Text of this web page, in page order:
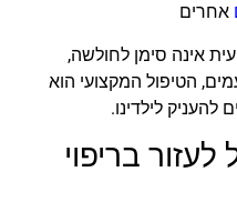
אחרים
אינה סימן לחולשה,
הטיפול המקצועי הוא
להעניק לילדינו.
לעזור בריפוי